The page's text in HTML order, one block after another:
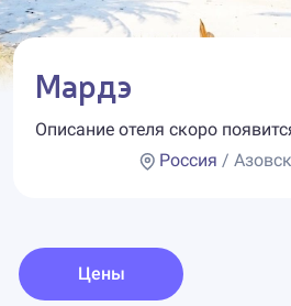
Мардэ
Описание отеля скоро
Россия /
Цены